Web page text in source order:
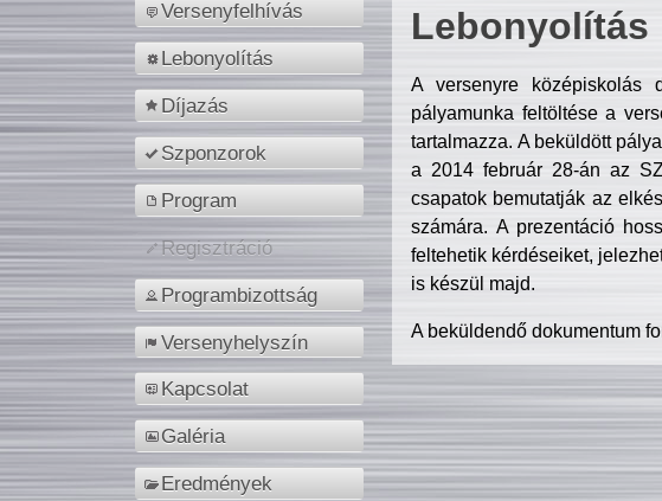
Versenyfelhívás
Lebonyolítás
Díjazás
Szponzorok
Program
Regisztráció
Programbizottság
Versenyhelyszín
Kapcsolat
Galéria
Eredmények
Lebonyolítás
A versenyre középiskolás
pályamunka feltöltése a
tartalmazza. A beküldött
a 2014 február 28-án az
csapatok bemutatják az
számára. A prezentáció
feltehetik kérdéseiket,
is készül majd.
A beküldendő dokumentum